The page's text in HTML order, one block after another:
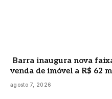
Barra inaugura nova
venda de imóvel a R$ 62
agosto 7, 2026